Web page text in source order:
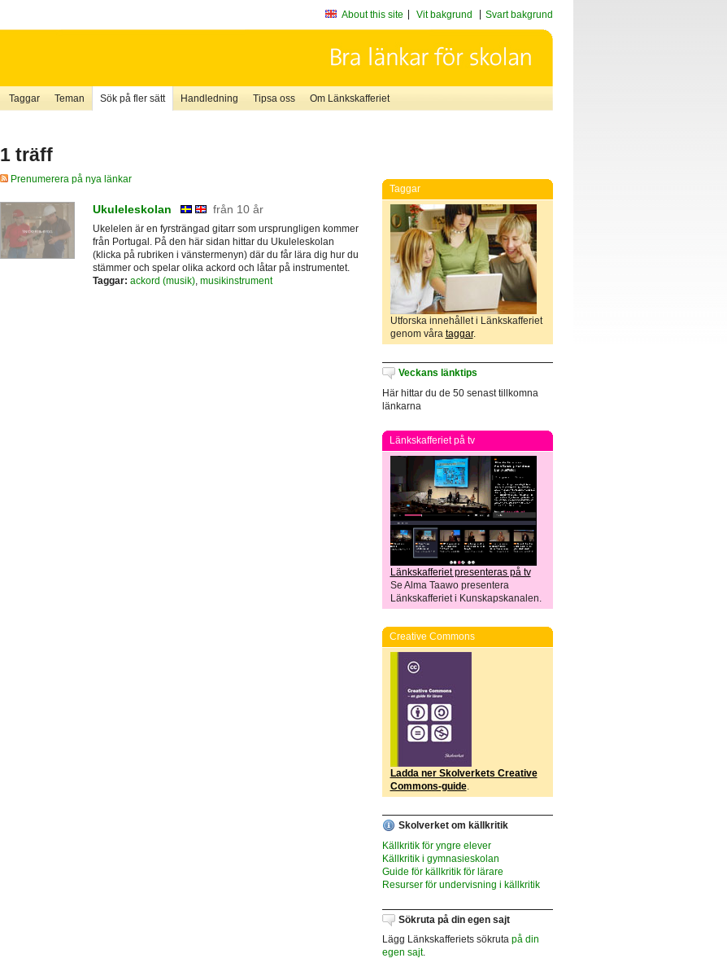
About this site Vit bakgrund Svart bakgrund
Taggar Teman Sök på fler sätt Handledning Tipsa oss Om Länkskafferiet
1 träff
Prenumerera på nya länkar
Ukuleleskolan från 10 år
Ukelelen är en fyrsträngad gitarr som ursprungligen kommer
från Portugal. På den här sidan hittar du Ukuleleskolan
(klicka på rubriken i vänstermenyn) där du får lära dig hur du
stämmer och spelar olika ackord och låtar på instrumentet.
Taggar: ackord (musik), musikinstrument
Taggar
Utforska innehållet i Länkskafferiet
genom våra taggar.
Veckans länktips
Här hittar du de 50 senast tillkomna
länkarna
Länkskafferiet på tv
Länkskafferiet presenteras på tv
Se Alma Taawo presentera
Länkskafferiet i Kunskapskanalen.
Creative Commons
Ladda ner Skolverkets Creative
Commons-guide.
Skolverket om källkritik
Källkritik för yngre elever
Källkritik i gymnasieskolan
Guide för källkritik för lärare
Resurser för undervisning i källkritik
Sökruta på din egen sajt
Lägg Länkskafferiets sökruta på din
egen sajt.